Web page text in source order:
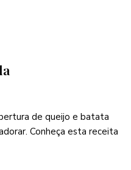
de queijo e batata
Conheça esta receita